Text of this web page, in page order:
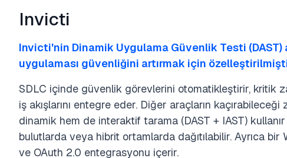
Invicti
Invicti'nin Dinamik Uygulama Güvenlik Testi (DAST)
uygulaması güvenliğini artırmak için
SDLC içinde güvenlik görevlerini otomatikleştirir, kritik
iş akışlarını entegre eder. Diğer araçların
dinamik hem de interaktif tarama (DAST + IAST)
bulutlarda veya hibrit ortamlarda dağıtılabilir. Ayrıca bir
ve OAuth 2.0 entegrasyonu içerir.